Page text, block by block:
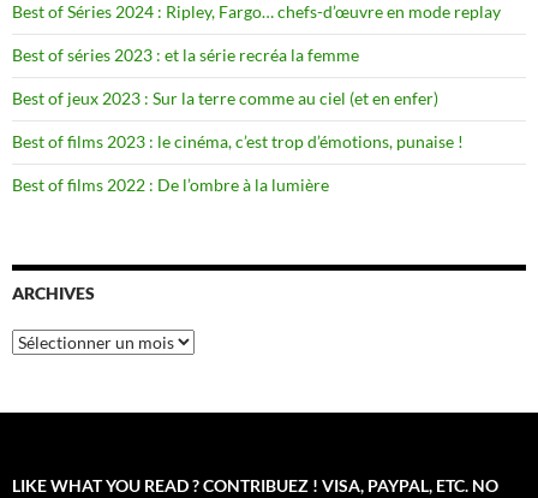
Best of Séries 2024 : Ripley, Fargo… chefs-d’œuvre en mode replay
Best of séries 2023 : et la série recréa la femme
Best of jeux 2023 : Sur la terre comme au ciel (et en enfer)
Best of films 2023 : le cinéma, c’est trop d’émotions, punaise !
Best of films 2022 : De l’ombre à la lumière
ARCHIVES
Archives
LIKE WHAT YOU READ ? CONTRIBUEZ ! VISA, PAYPAL, ETC. NO